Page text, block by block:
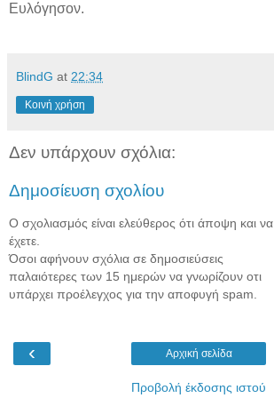
Ευλόγησον.
BlindG at 22:34
Κοινή χρήση
Δεν υπάρχουν σχόλια:
Δημοσίευση σχολίου
Ο σχολιασμός είναι ελεύθερος ότι άποψη και να
έχετε.
Όσοι αφήνουν σχόλια σε δημοσιεύσεις
παλαιότερες των 15 ημερών να γνωρίζουν οτι
υπάρχει προέλεγχος για την αποφυγή spam.
‹ Αρχική σελίδα
Προβολή έκδοσης ιστού